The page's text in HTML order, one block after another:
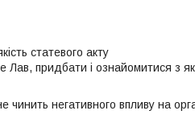
статевого акту
Лав, придбати і ознайомитися з
чинить негативного впливу на